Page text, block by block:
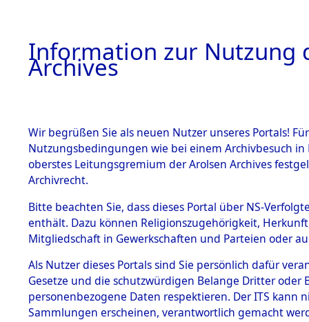
BESTÄNDE
1.
mente
5. Verschiedenes
5.3
Todesmärsche
Bocholt→
Information zur Nutzung
Archives
Wir begrüßen Sie als neuen Nutzer unseres Portals!
Nutzungsbedingungen wie bei einem Archivbesuch
oberstes Leitungsgremium der Arolsen Archives
Archivrecht.
Bitte beachten Sie, dass dieses Portal über NS-
enthält. Dazu können Religionszugehörigkeit,
Mitgliedschaft in Gewerkschaften und Parteien oder
Als Nutzer dieses Portals sind Sie persönlich dafür
Gesetze und die schutzwürdigen Belange Dritter
personenbezogene Daten respektieren. Der ITS
Sammlungen erscheinen, verantwortlich gemacht